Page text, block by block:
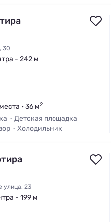
30
- 242 м
• 36 м2
Детская площадка
Холодильник
улица, 23
- 199 м